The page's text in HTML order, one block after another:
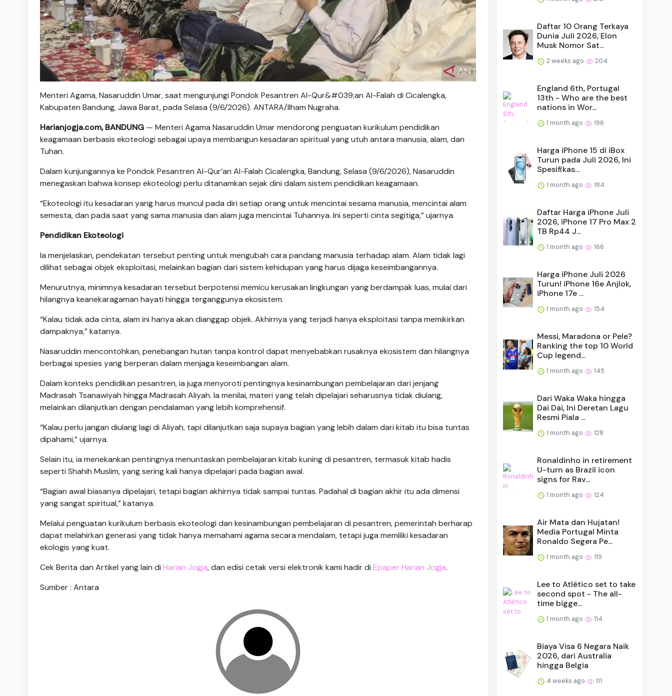
Menteri Agama, Nasaruddin Umar, saat mengunjungi Pondok Pesantren Al-Qur&#039;an Al-Falah di Cicalengka,
Kabupaten Bandung, Jawa Barat, pada Selasa (9/6/2026). ANTARA/Ilham Nugraha.
Harianjogja.com, BANDUNG — Menteri Agama Nasaruddin Umar mendorong penguatan kurikulum pendidikan
keagamaan berbasis ekoteologi sebagai upaya membangun kesadaran spiritual yang utuh antara manusia, alam, dan
Tuhan.
Dalam kunjungannya ke Pondok Pesantren Al-Qur’an Al-Falah Cicalengka, Bandung, Selasa (9/6/2026), Nasaruddin
menegaskan bahwa konsep ekoteologi perlu ditanamkan sejak dini dalam sistem pendidikan keagamaan.
“Ekoteologi itu kesadaran yang harus muncul pada diri setiap orang untuk mencintai sesama manusia, mencintai alam
semesta, dan pada saat yang sama manusia dan alam juga mencintai Tuhannya. Ini seperti cinta segitiga,” ujarnya.
Pendidikan Ekoteologi
Ia menjelaskan, pendekatan tersebut penting untuk mengubah cara pandang manusia terhadap alam. Alam tidak lagi
dilihat sebagai objek eksploitasi, melainkan bagian dari sistem kehidupan yang harus dijaga keseimbangannya.
Menurutnya, minimnya kesadaran tersebut berpotensi memicu kerusakan lingkungan yang berdampak luas, mulai dari
hilangnya keanekaragaman hayati hingga terganggunya ekosistem.
“Kalau tidak ada cinta, alam ini hanya akan dianggap objek. Akhirnya yang terjadi hanya eksploitasi tanpa memikirkan
dampaknya,” katanya.
Nasaruddin mencontohkan, penebangan hutan tanpa kontrol dapat menyebabkan rusaknya ekosistem dan hilangnya
berbagai spesies yang berperan dalam menjaga keseimbangan alam.
Dalam konteks pendidikan pesantren, ia juga menyoroti pentingnya kesinambungan pembelajaran dari jenjang
Madrasah Tsanawiyah hingga Madrasah Aliyah. Ia menilai, materi yang telah dipelajari seharusnya tidak diulang,
melainkan dilanjutkan dengan pendalaman yang lebih komprehensif.
“Kalau perlu jangan diulang lagi di Aliyah, tapi dilanjutkan saja supaya bagian yang lebih dalam dari kitab itu bisa tuntas
dipahami,” ujarnya.
Selain itu, ia menekankan pentingnya menuntaskan pembelajaran kitab kuning di pesantren, termasuk kitab hadis
seperti Shahih Muslim, yang sering kali hanya dipelajari pada bagian awal.
“Bagian awal biasanya dipelajari, tetapi bagian akhirnya tidak sampai tuntas. Padahal di bagian akhir itu ada dimensi
yang sangat spiritual,” katanya.
Melalui penguatan kurikulum berbasis ekoteologi dan kesinambungan pembelajaran di pesantren, pemerintah berharap
dapat melahirkan generasi yang tidak hanya memahami agama secara mendalam, tetapi juga memiliki kesadaran
ekologis yang kuat.
Cek Berita dan Artikel yang lain di Harian Jogja, dan edisi cetak versi elektronik kami hadir di Epaper Harian Jogja.
Sumber : Antara
Daftar 10 Orang Terkaya
Dunia Juli 2026, Elon
Musk Nomor Sat...
2 weeks ago 204
England 6th, Portugal
13th - Who are the best
nations in Wor...
1 month ago 196
Harga iPhone 15 di iBox
Turun pada Juli 2026, Ini
Spesifikas...
1 month ago 184
Daftar Harga iPhone Juli
2026, iPhone 17 Pro Max 2
TB Rp44 J...
1 month ago 166
Harga iPhone Juli 2026
Turun! iPhone 16e Anjlok,
iPhone 17e ...
1 month ago 154
Messi, Maradona or Pele?
Ranking the top 10 World
Cup legend...
1 month ago 145
Dari Waka Waka hingga
Dai Dai, Ini Deretan Lagu
Resmi Piala ...
1 month ago 128
Ronaldinho in retirement
U-turn as Brazil icon
signs for Rav...
1 month ago 124
Air Mata dan Hujatan!
Media Portugal Minta
Ronaldo Segera Pe...
1 month ago 119
Lee to Atlético set to take
second spot - The all-
time bigge...
1 month ago 114
Biaya Visa 6 Negara Naik
2026, dari Australia
hingga Belgia
4 weeks ago 111